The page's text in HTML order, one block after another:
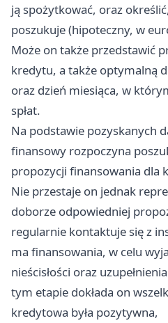
ją spożytkować, oraz
poszukuje (hipoteczny, w
Może on także przedstawić
kredytu, a także optymalną
oraz dzień miesiąca, w
spłat.
Na podstawie pozyskanych
finansowy rozpoczyna
propozycji finansowania dla
Nie przestaje on jednak
doborze odpowiedniej
regularnie kontaktuje się z
ma finansowania, w celu
nieścisłości oraz
tym etapie dokłada on
kredytowa była pozytywna,